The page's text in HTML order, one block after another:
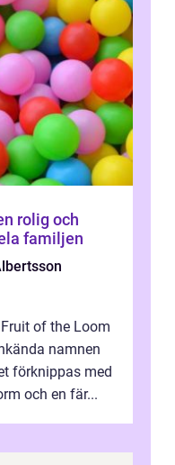
rolig och
familjen
of the Loom
namnen
förknippas med
och en fär...